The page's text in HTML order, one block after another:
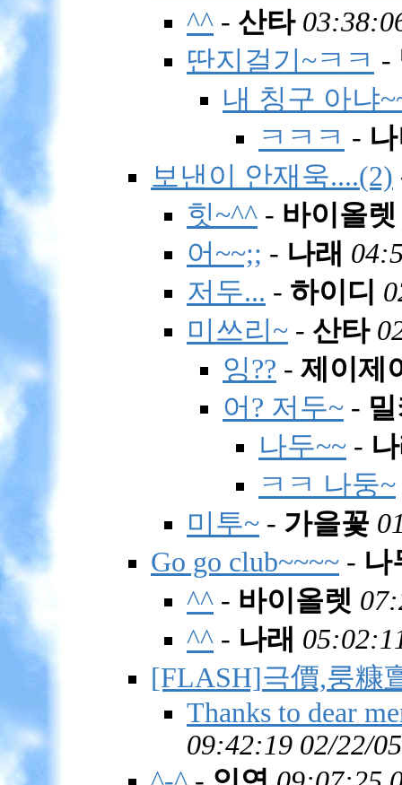
^^ - 산타
딴지걸기~ㅋㅋ -
내 칭구 아냐
ㅋㅋㅋ -
보낸이 안재욱....(2)
힛~^^ - 바이올렛
어~~;; - 나래
저두... - 하이디
미쓰리~ - 산타
잉?? - 제이제
어? 저두~ -
나두~~ -
ㅋㅋ 나둥~
미투~ - 가을꽃
Go go club~~~~ - 나
^^ - 바이올렛
^^ - 나래
[FLASH]극價,룽糠
Thanks to dear
09:42:19 02/22/05